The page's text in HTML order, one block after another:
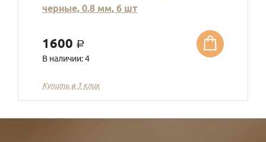
черные, 0.8 мм, 6 шт
1600 a
В наличии: 4
Купить в 1 клик